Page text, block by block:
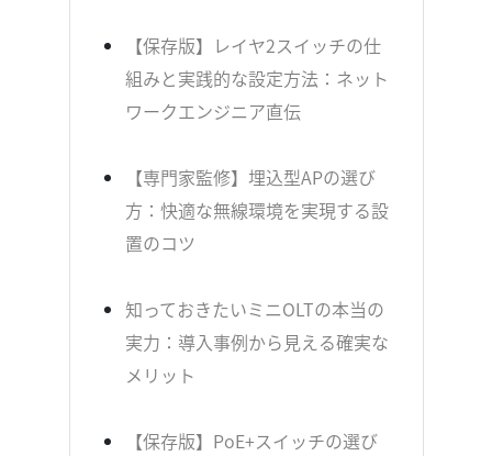
【保存版】レイヤ2スイッチの仕
組みと実践的な設定方法：ネット
ワークエンジニア直伝
【専門家監修】埋込型APの選び
方：快適な無線環境を実現する設
置のコツ
知っておきたいミニOLTの本当の
実力：導入事例から見える確実な
メリット
【保存版】PoE+スイッチの選び